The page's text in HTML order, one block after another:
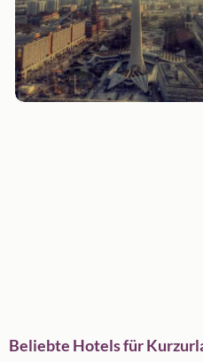
Beliebte Hotels für